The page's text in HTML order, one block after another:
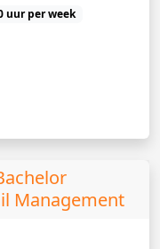
uur per week
Management